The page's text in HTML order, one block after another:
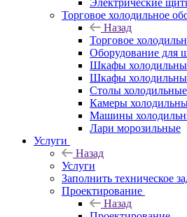
Электрические
Торговое холодильное
Назад
Торговое
Оборудование для
Шкафы
Шкафы
Столы холодильные
Камеры
Машины
Лари морозильные
Услуги
Назад
Услуги
Заполнить техническое
Проектирование
Назад